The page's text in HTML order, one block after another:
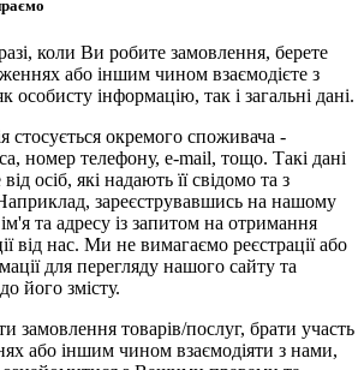
коли Ви робите замовлення, берете
або іншим чином взаємодієте з
інформацію, так і загальні дані.
стосується окремого споживача -
номер телефону, e-mail, тощо. Такі дані
осіб, які надають її свідомо та з
зареєструвавшись на нашому
та адресу із запитом на отримання
від нас. Ми не вимагаємо реєстрації або
для перегляду нашого сайту та
його змісту.
замовлення товарів/послуг, брати участь
або іншим чином взаємодіяти з нами,